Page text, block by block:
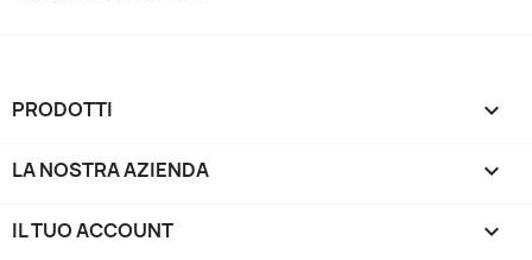
PRODOTTI 
LA NOSTRA AZIENDA 
IL TUO ACCOUNT 